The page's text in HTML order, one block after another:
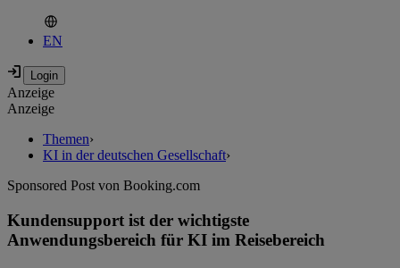
EN
Anzeige
Anzeige
Themen›
KI in der deutschen Gesellschaft›
Sponsored Post von Booking.com
Kundensupport ist der wichtigste
Anwendungsbereich für KI im Reisebereich